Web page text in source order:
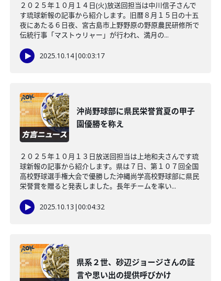
２０２５年１０月１４日(火)放送回担当は中川信子さんで
す琉球新報の記事から紹介します。旧暦８月１５日の十五
夜にあたる６日夜、宮古島市上野野原の野原農民研修所で
伝統行事「マストゥリャー」が行われ、満月の...
2025.10.14|00:03:17
沖尚野球部に県民栄誉賞夏の甲子
園優勝を称え
２０２５年１０月１３日放送回担当は上地和夫さんです琉
球新報の記事から紹介します。県は７日、第１０７回全国
高校野球選手権大会で優勝した沖縄尚学高校野球部に県民
栄誉賞を贈ると発表しました。長年チームを率い...
2025.10.13 |00:04:32
県系２世、砂辺ジョージさんの証
言や思い出の提供呼びかけ